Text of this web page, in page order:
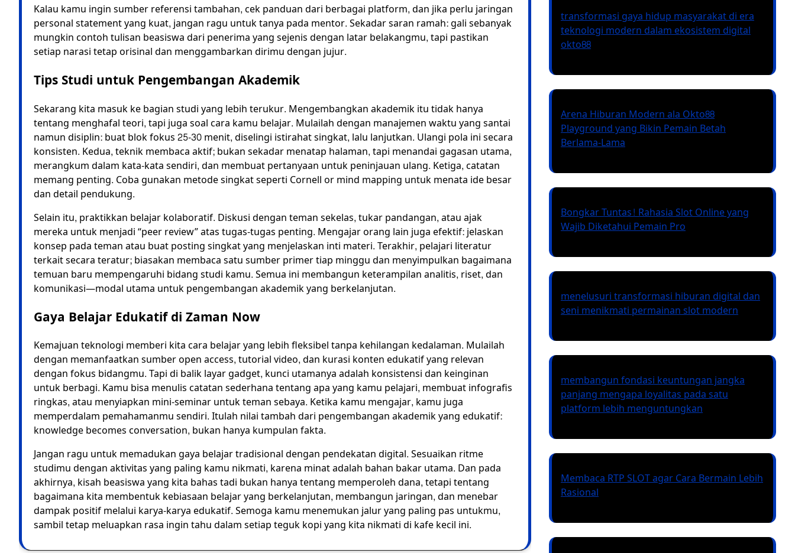
Kalau kamu ingin sumber referensi tambahan, cek panduan dari berbagai platform, dan jika perlu jaringan
personal statement yang kuat, jangan ragu untuk tanya pada mentor. Sekadar saran ramah: gali sebanyak
mungkin contoh tulisan beasiswa dari penerima yang sejenis dengan latar belakangmu, tapi pastikan
setiap narasi tetap orisinal dan menggambarkan dirimu dengan jujur.
Tips Studi untuk Pengembangan Akademik
Sekarang kita masuk ke bagian studi yang lebih terukur. Mengembangkan akademik itu tidak hanya
tentang menghafal teori, tapi juga soal cara kamu belajar. Mulailah dengan manajemen waktu yang santai
namun disiplin: buat blok fokus 25-30 menit, diselingi istirahat singkat, lalu lanjutkan. Ulangi pola ini secara
konsisten. Kedua, teknik membaca aktif; bukan sekadar menatap halaman, tapi menandai gagasan utama,
merangkum dalam kata-kata sendiri, dan membuat pertanyaan untuk peninjauan ulang. Ketiga, catatan
memang penting. Coba gunakan metode singkat seperti Cornell or mind mapping untuk menata ide besar
dan detail pendukung.
Selain itu, praktikkan belajar kolaboratif. Diskusi dengan teman sekelas, tukar pandangan, atau ajak
mereka untuk menjadi “peer review” atas tugas-tugas penting. Mengajar orang lain juga efektif: jelaskan
konsep pada teman atau buat posting singkat yang menjelaskan inti materi. Terakhir, pelajari literatur
terkait secara teratur; biasakan membaca satu sumber primer tiap minggu dan menyimpulkan bagaimana
temuan baru mempengaruhi bidang studi kamu. Semua ini membangun keterampilan analitis, riset, dan
komunikasi—modal utama untuk pengembangan akademik yang berkelanjutan.
Gaya Belajar Edukatif di Zaman Now
Kemajuan teknologi memberi kita cara belajar yang lebih fleksibel tanpa kehilangan kedalaman. Mulailah
dengan memanfaatkan sumber open access, tutorial video, dan kurasi konten edukatif yang relevan
dengan fokus bidangmu. Tapi di balik layar gadget, kunci utamanya adalah konsistensi dan keinginan
untuk berbagi. Kamu bisa menulis catatan sederhana tentang apa yang kamu pelajari, membuat infografis
ringkas, atau menyiapkan mini-seminar untuk teman sebaya. Ketika kamu mengajar, kamu juga
memperdalam pemahamanmu sendiri. Itulah nilai tambah dari pengembangan akademik yang edukatif:
knowledge becomes conversation, bukan hanya kumpulan fakta.
Jangan ragu untuk memadukan gaya belajar tradisional dengan pendekatan digital. Sesuaikan ritme
studimu dengan aktivitas yang paling kamu nikmati, karena minat adalah bahan bakar utama. Dan pada
akhirnya, kisah beasiswa yang kita bahas tadi bukan hanya tentang memperoleh dana, tetapi tentang
bagaimana kita membentuk kebiasaan belajar yang berkelanjutan, membangun jaringan, dan menebar
dampak positif melalui karya-karya edukatif. Semoga kamu menemukan jalur yang paling pas untukmu,
sambil tetap meluapkan rasa ingin tahu dalam setiap teguk kopi yang kita nikmati di kafe kecil ini.
transformasi gaya hidup masyarakat di era
teknologi modern dalam ekosistem digital
okto88
Arena Hiburan Modern ala Okto88
Playground yang Bikin Pemain Betah
Berlama-Lama
Bongkar Tuntas! Rahasia Slot Online yang
Wajib Diketahui Pemain Pro
menelusuri transformasi hiburan digital dan
seni menikmati permainan slot modern
membangun fondasi keuntungan jangka
panjang mengapa loyalitas pada satu
platform lebih menguntungkan
Membaca RTP SLOT agar Cara Bermain Lebih
Rasional